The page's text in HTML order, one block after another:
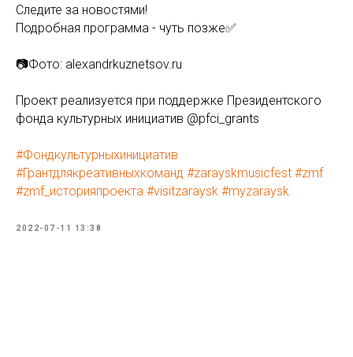
Следите за новостями!
Подробная программа - чуть позже✅
📷Фото: alexandrkuznetsov.ru
Проект реализуется при поддержке Президентского
фонда культурных инициатив @pfci_grants
#Фондкультурныхинициатив
#Грантдлякреативныхкоманд #zarayskmusicfest #zmf
#zmf_историяпроекта #visitzaraysk #myzaraysk
2022-07-11 13:38